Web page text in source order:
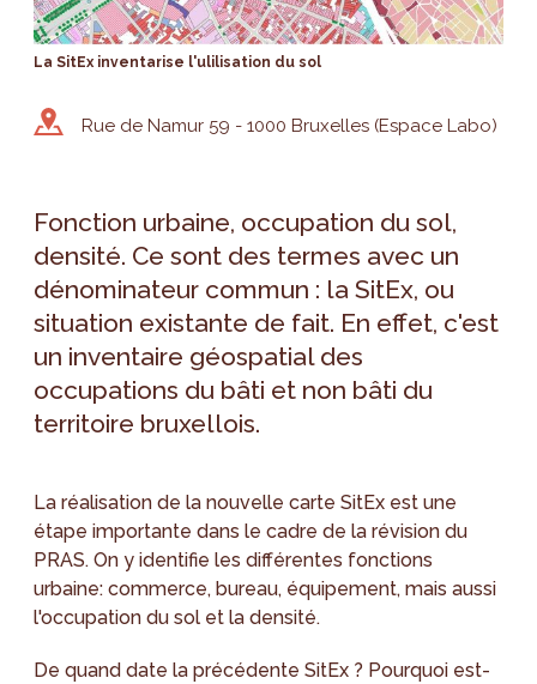
La SitEx inventarise l'ulilisation du sol
Rue de Namur 59 - 1000 Bruxelles (Espace Labo)
Fonction urbaine, occupation du sol,
densité. Ce sont des termes avec un
dénominateur commun : la SitEx, ou
situation existante de fait. En effet, c'est
un inventaire géospatial des
occupations du bâti et non bâti du
territoire bruxellois.
La réalisation de la nouvelle carte SitEx est une
étape importante dans le cadre de la révision du
PRAS. On y identifie les différentes fonctions
urbaine: commerce, bureau, équipement, mais aussi
l'occupation du sol et la densité.
De quand date la précédente SitEx ? Pourquoi est-